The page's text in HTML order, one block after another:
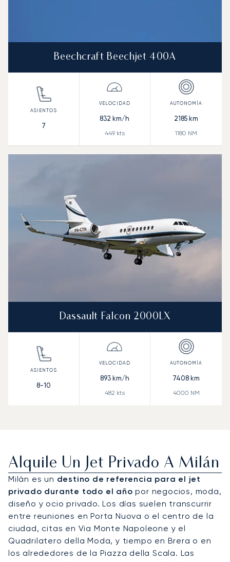
Beechcraft Beechjet 400A
7
832 km/h
449kts
2185 km
1180 NM
Dassault Falcon 2000LX
8-10
893km/h
482 kts
7408 km
4000 NM
Alquile Un Jet Privado A Milán
Milán es un destino de referencia para el jet
privado durante todo el año por negocios, moda,
diseño y ocio privado. Los días suelen transcurrir
entre reuniones en Porta Nuova o el centro de la
ciudad, citas en Via Monte Napoleone y el
Quadrilatero della Moda, y tiempo en Brera o en
los alrededores de la Piazza della Scala. Las